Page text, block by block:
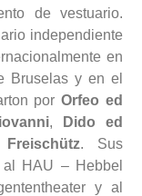
de vestuario.
independiente
en
Bruselas y en el
por Orfeo ed
,
Dido ed
Freischütz. Sus
HAU – Hebbel
y al